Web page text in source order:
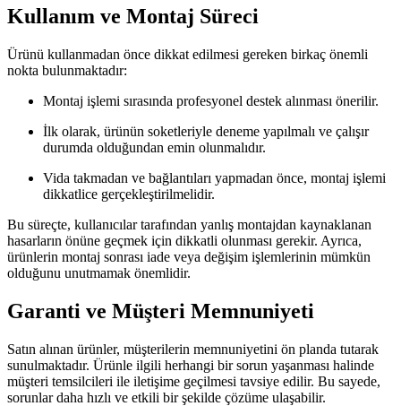
Kullanım ve Montaj Süreci
Ürünü kullanmadan önce dikkat edilmesi gereken birkaç önemli
nokta bulunmaktadır:
Montaj işlemi sırasında profesyonel destek alınması önerilir.
İlk olarak, ürünün soketleriyle deneme yapılmalı ve çalışır
durumda olduğundan emin olunmalıdır.
Vida takmadan ve bağlantıları yapmadan önce, montaj işlemi
dikkatlice gerçekleştirilmelidir.
Bu süreçte, kullanıcılar tarafından yanlış montajdan kaynaklanan
hasarların önüne geçmek için dikkatli olunması gerekir. Ayrıca,
ürünlerin montaj sonrası iade veya değişim işlemlerinin mümkün
olduğunu unutmamak önemlidir.
Garanti ve Müşteri Memnuniyeti
Satın alınan ürünler, müşterilerin memnuniyetini ön planda tutarak
sunulmaktadır. Ürünle ilgili herhangi bir sorun yaşanması halinde
müşteri temsilcileri ile iletişime geçilmesi tavsiye edilir. Bu sayede,
sorunlar daha hızlı ve etkili bir şekilde çözüme ulaşabilir.